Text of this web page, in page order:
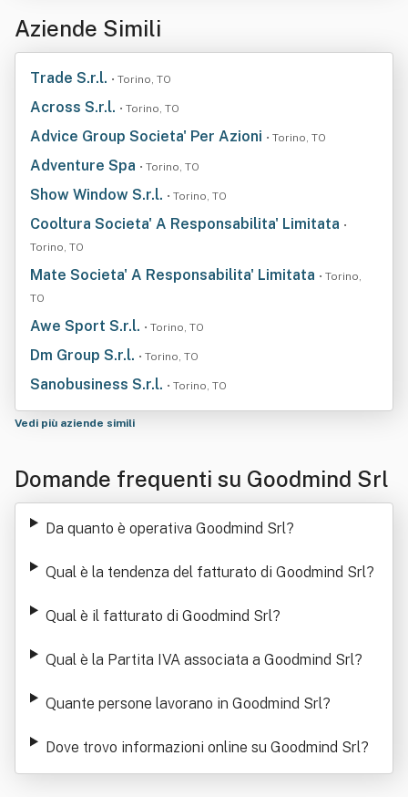
Aziende Simili
Trade S.r.l. • Torino, TO
Across S.r.l. • Torino, TO
Advice Group Societa' Per Azioni • Torino, TO
Adventure Spa • Torino, TO
Show Window S.r.l. • Torino, TO
Cooltura Societa' A Responsabilita' Limitata •
Torino, TO
Mate Societa' A Responsabilita' Limitata • Torino,
TO
Awe Sport S.r.l. • Torino, TO
Dm Group S.r.l. • Torino, TO
Sanobusiness S.r.l. • Torino, TO
Vedi più aziende simili
Domande frequenti su Goodmind Srl
Da quanto è operativa Goodmind Srl?
Qual è la tendenza del fatturato di Goodmind Srl?
Qual è il fatturato di Goodmind Srl?
Qual è la Partita IVA associata a Goodmind Srl?
Quante persone lavorano in Goodmind Srl?
Dove trovo informazioni online su Goodmind Srl?